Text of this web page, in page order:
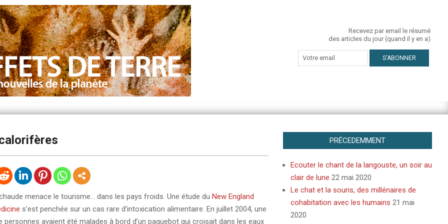
Recevez par email le résumé
des articles du jour (quand il y en a)
menace le tourisme… dans les pays froids. Une étude du New England
s’est penchée sur un cas rare d’intoxication alimentaire. En juillet 2004, une
personnes avaient été malades à bord d’un paquebot qui croisait dans les eaux
PRÉCEDEMMENT
Ecouter le chant de la langouste, un soir au
clair de lune 22 mai 2020
Le chat et la souris, des millénaires de
cohabitation avec les humains 21 mai
2020